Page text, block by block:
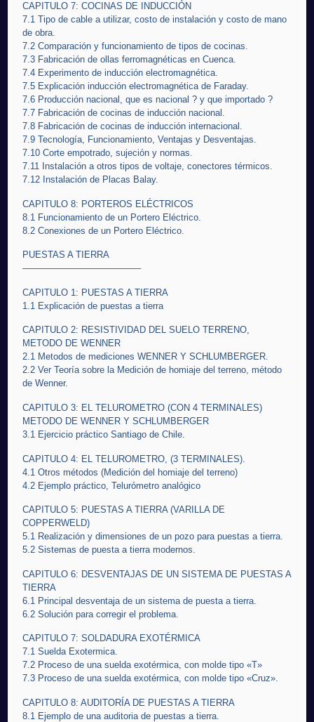
CAPITULO 7: COCINAS DE INDUCCIÓN
7.1 Tipo de cable a utilizar, costo de instalación y costo de mano
de obra.
7.2 Comparación y funcionamiento de tipos de cocinas.
7.3 Fabricación de ollas ferromagnéticas en Cuenca.
7.4 Experimento de inducción electromagnética.
7.5 Explicación inducción electromagnética de Faraday.
7.6 Producción nacional, que es nacional ? y que importado ?
7.7 Fabricación de cocinas de inducción nacional.
7.8 Fabricación de cocinas de inducción internacional.
7.9 Tecnología, Funcionamiento, Ventajas y Desventajas.
7.10 Corte empotrado, sujeción y normas.
7.11 Instalación a otros tipos de voltaje, conectores térmicos.
7.12 Instalación de Placas Balay.
CAPITULO 8: PORTEROS ELÉCTRICOS
8.1 Funcionamiento de un Portero Eléctrico.
8.2 Conexiones de un Portero Eléctrico.
PUESTAS A TIERRA
—————————————
CAPITULO 1: PUESTAS A TIERRA
1.1 Explicación de puestas a tierra
CAPITULO 2: RESISTIVIDAD DEL SUELO TERRENO,
METODO DE WENNER
2.1 Metodos de mediciones WENNER Y SCHLUMBERGER.
2.2 Ver Teoría sobre la Medición de homiaje del terreno, método
de Wenner.
CAPITULO 3: EL TELUROMETRO (CON 4 TERMINALES)
METODO DE WENNER Y SCHLUMBERGER
3.1 Ejercicio práctico Santiago de Chile.
CAPITULO 4: EL TELUROMETRO, (3 TERMINALES).
4.1 Otros métodos (Medición del homiaje del terreno)
4.2 Ejemplo práctico, Telurómetro analógico
CAPITULO 5: PUESTAS A TIERRA (VARILLA DE
COPPERWELD)
5.1 Realización y dimensiones de un pozo para puestas a tierra.
5.2 Sistemas de puesta a tierra modernos.
CAPITULO 6: DESVENTAJAS DE UN SISTEMA DE PUESTAS A
TIERRA
6.1 Principal desventaja de un sistema de puesta a tierra.
6.2 Solución para corregir el problema.
CAPITULO 7: SOLDADURA EXOTÉRMICA
7.1 Suelda Exotermica.
7.2 Proceso de una suelda exotérmica, con molde tipo «T»
7.3 Proceso de una suelda exotérmica, con molde tipo «Cruz».
CAPITULO 8: AUDITORÍA DE PUESTAS A TIERRA
8.1 Ejemplo de una auditoria de puestas a tierra.